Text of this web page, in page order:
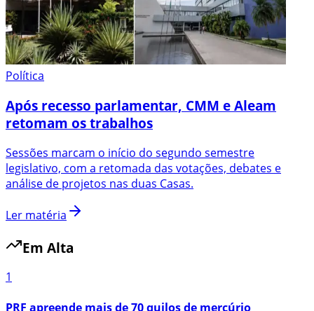
Política
Após recesso parlamentar, CMM e Aleam
retomam os trabalhos
Sessões marcam o início do segundo semestre
legislativo, com a retomada das votações, debates e
análise de projetos nas duas Casas.
Ler matéria
Em Alta
1
PRF apreende mais de 70 quilos de mercúrio